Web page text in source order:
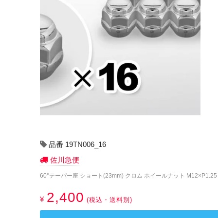
品番 19TN006_16
佐川急便
60°テーパー座 ショート(23mm) クロム ホイールナット
¥ 2,400 (税込・送料別)